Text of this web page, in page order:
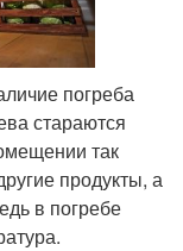
погреба
стараются
так
продукты, а
в погребе